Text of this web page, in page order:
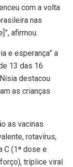
com a volta
nas
afirmou.
e esperança” a
13 das 16
destacou
as crianças
as vacinas
rotavírus,
C (1ª dose e
tríplice viral